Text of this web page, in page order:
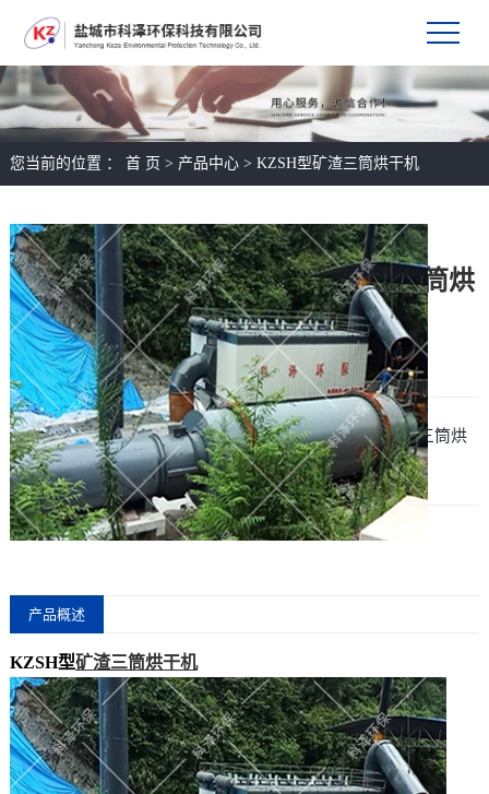
您当前的位置 ： 首 页 > 产品中心> KZSH型矿渣三筒烘干机
KZSH型矿渣三筒烘
干机
所属分类：KZSH型矿渣三筒烘
干机
发布日期：2023-06-02
24小时免费咨询热线：
15205108161
产品概述
KZSH型矿渣三筒烘干机